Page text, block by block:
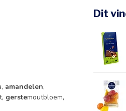
amandelen,
gerstemoutbloem,
Dit